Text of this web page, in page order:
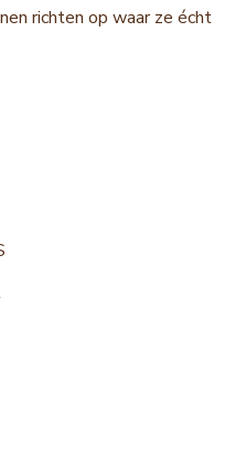
richten op waar ze écht